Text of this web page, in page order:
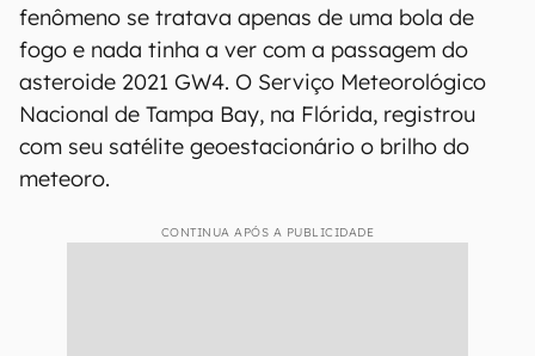
fenômeno se tratava apenas de uma bola de
fogo e nada tinha a ver com a passagem do
asteroide 2021 GW4. O Serviço Meteorológico
Nacional de Tampa Bay, na Flórida, registrou
com seu satélite geoestacionário o brilho do
meteoro.
CONTINUA APÓS A PUBLICIDADE